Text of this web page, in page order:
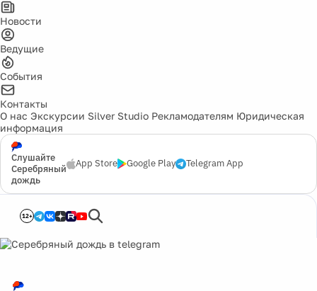
Новости
Ведущие
События
Контакты
О нас Экскурсии Silver Studio Рекламодателям Юридическая
информация
Слушайте
Серебряный
дождь
App Store Google Play Telegram App
12+